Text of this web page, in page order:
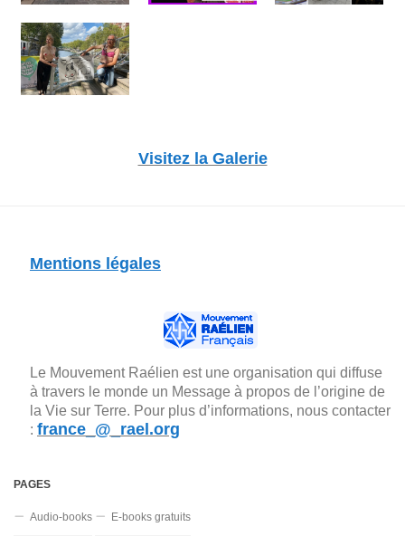
Visitez la Galerie
Mentions légales
Le Mouvement Raélien est une organisation qui diffuse
à travers le monde un Message à propos de l’origine de
la Vie sur Terre. Pour plus d’informations, nous contacter
: france_@_rael.org
PAGES
Audio-books E-books gratuits